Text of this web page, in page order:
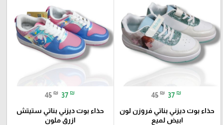
45 ₪ 37 ₪
حذاء بوت ديزني بناتي فروزن لون
ابيض لميع
45 ₪ 37 ₪
حذاء بوت ديزني بناتي ستيتش
ازرق ملون